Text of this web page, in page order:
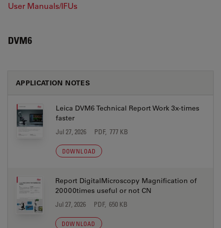
User Manuals/IFUs
DVM6
APPLICATION NOTES
Leica DVM6 Technical Report Work 3x-times
faster
Jul 27, 2026 PDF, 777 KB
DOWNLOAD
Report DigitalMicroscopy Magnification of
20000times useful or not CN
Jul 27, 2026 PDF, 650 KB
DOWNLOAD